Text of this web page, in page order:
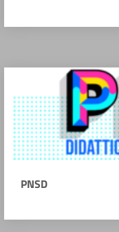
PNSD